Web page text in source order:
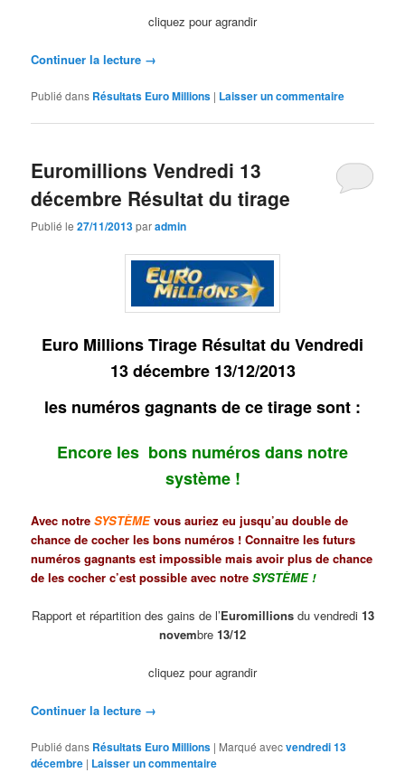
cliquez pour agrandir
Continuer la lecture →
Publié dans Résultats Euro Millions | Laisser un commentaire
Euromillions Vendredi 13
décembre Résultat du tirage
Publié le27/11/2013paradmin
Euro Millions Tirage Résultat du Vendredi
13 décembre 13/12/2013
les numéros gagnants de ce tirage sont :
Encore les bons numéros dans notre
système !
Avec notreSYSTÈMEvous auriez eu jusqu’au double de
chance de cocher les bons numéros ! Connaitre les futurs
numéros gagnants est impossible mais avoir plus de chance
de les cocher c’est possible avec notreSYSTÈME!
Rapport et répartition des gains de l’Euromillionsdu vendredi 13
novembre 13/12
cliquez pour agrandir
Continuer la lecture →
Publié dans Résultats Euro Millions | Marqué avecvendredi 13
décembre | Laisser un commentaire